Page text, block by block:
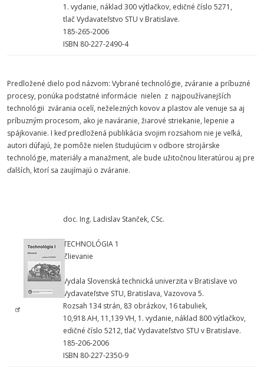
1. vydanie, náklad 300 výtlačkov, edičné číslo 5271,
tlač Vydavateľstvo STU v Bratislave.
185-265-2006
ISBN 80-227-2490-4
Predložené dielo pod názvom: Vybrané technológie, zváranie a príbuzné
procesy, ponúka podstatné informácie nielen z najpoužívanejších
technológii zvárania ocelí, neželezných kovov a plastov ale venuje sa aj
príbuzným procesom, ako je naváranie, žiarové striekanie, lepenie a
spájkovanie. I keď predložená publikácia svojim rozsahom nie je veľká,
autori dúfajú, že pomôže nielen študujúcim v odbore strojárske
technológie, materiály a manažment, ale bude užitočnou literatúrou aj pre
ďalších, ktorí sa zaujímajú o zváranie.
doc. Ing. Ladislav Stanček, CSc.
TECHNOLÓGIA 1
Zlievanie
Vydala Slovenská technická univerzita v Bratislave vo
Vydavateľstve STU, Bratislava, Vazovova 5.
Rozsah 134 strán, 83 obrázkov, 16 tabuliek,
10,918 AH, 11,139 VH, 1. vydanie, náklad 800 výtlačkov,
edičné číslo 5212, tlač Vydavateľstvo STU v Bratislave.
185-206-2006
ISBN 80-227-2350-9